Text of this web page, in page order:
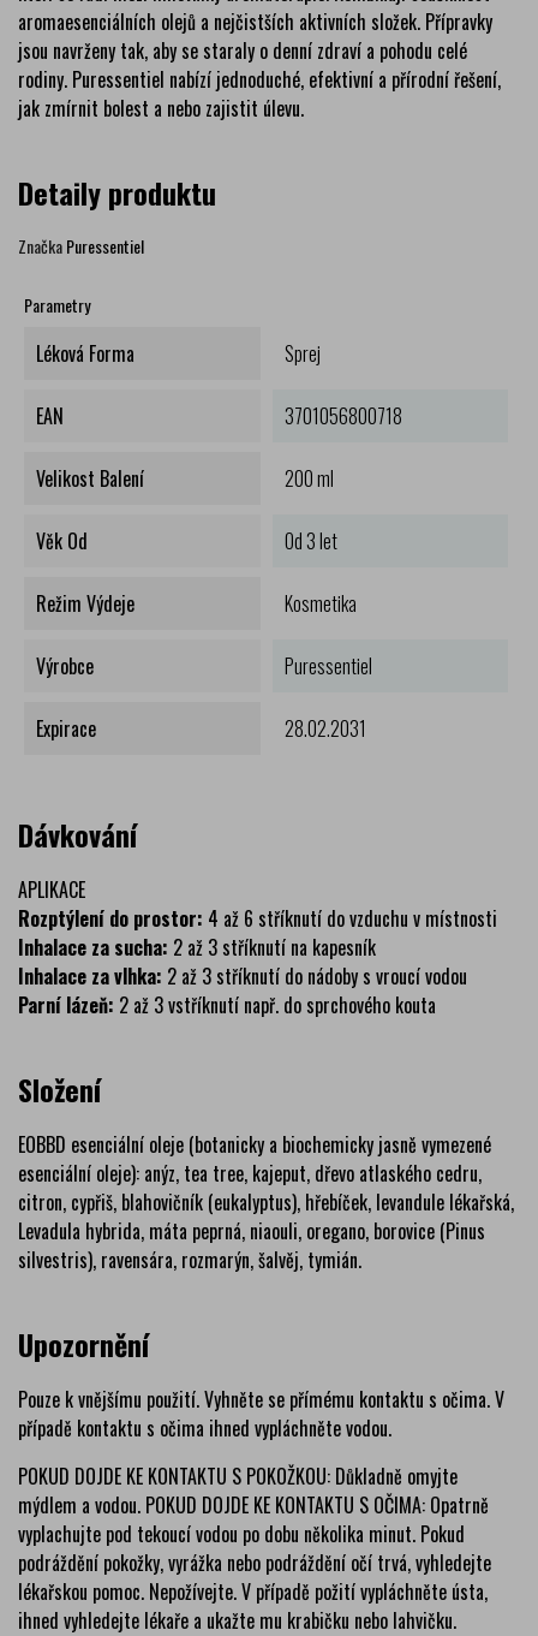
aromaesenciálních olejů a nejčistších aktivních složek. Přípravky
jsou navrženy tak, aby se staraly o denní zdraví a pohodu celé
rodiny. Puressentiel nabízí jednoduché, efektivní a přírodní řešení,
jak zmírnit bolest a nebo zajistit úlevu.
Detaily produktu
ZnačkaPuressentiel
Parametry
Léková Forma Sprej
EAN 3701056800718
Velikost Balení 200 ml
Věk Od Od 3 let
Režim Výdeje Kosmetika
Výrobce Puressentiel
Expirace 28.02.2031
Dávkování
APLIKACE
Rozptýlení do prostor: 4 až 6 stříknutí do vzduchu v místnosti
Inhalace za sucha: 2 až 3 stříknutí na kapesník
Inhalace za vlhka: 2 až 3 stříknutí do nádoby s vroucí vodou
Parní lázeň: 2 až 3 vstříknutí např. do sprchového kouta
Složení
EOBBD esenciální oleje (botanicky a biochemicky jasně vymezené
esenciální oleje): anýz, tea tree, kajeput, dřevo atlaského cedru,
citron, cypřiš, blahovičník (eukalyptus), hřebíček, levandule lékařská,
Levadula hybrida, máta peprná, niaouli, oregano, borovice (Pinus
silvestris), ravensára, rozmarýn, šalvěj, tymián.
Upozornění
Pouze k vnějšímu použití. Vyhněte se přímému kontaktu s očima. V
případě kontaktu s očima ihned vypláchněte vodou.
POKUD DOJDE KE KONTAKTU S POKOŽKOU: Důkladně omyjte
mýdlem a vodou. POKUD DOJDE KE KONTAKTU S OČIMA: Opatrně
vyplachujte pod tekoucí vodou po dobu několika minut. Pokud
podráždění pokožky, vyrážka nebo podráždění očí trvá, vyhledejte
lékařskou pomoc. Nepožívejte. V případě požití vypláchněte ústa,
ihned vyhledejte lékaře a ukažte mu krabičku nebo lahvičku.